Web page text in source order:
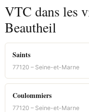
VTC dans les
Beautheil
Saints
77120 – Seine-et-Marne
Coulommiers
77120 – Seine-et-Marne